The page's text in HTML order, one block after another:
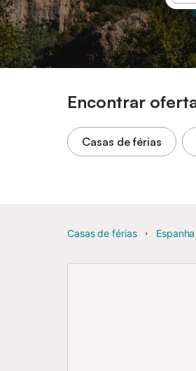
Encontrar
Casas de férias
Casas de férias Espanha